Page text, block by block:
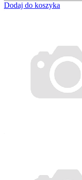
Dodaj do koszyka